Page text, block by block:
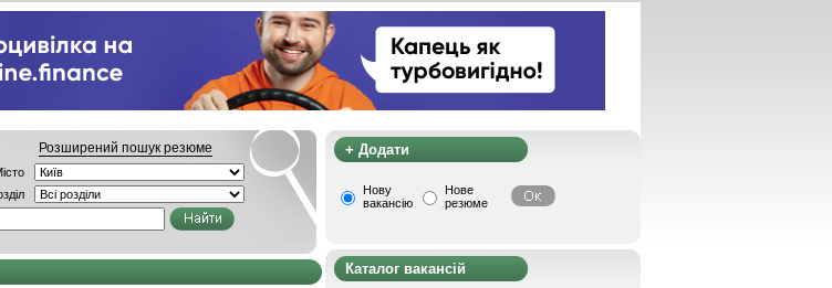
Розширений пошук резюме + Додати
Нову
вакансію
Нове
резюме
Каталог вакансій